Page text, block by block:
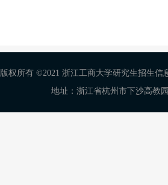
版权所有 ©2021 浙江工商大学研究生招生信
地址：浙江省杭州市下沙高教